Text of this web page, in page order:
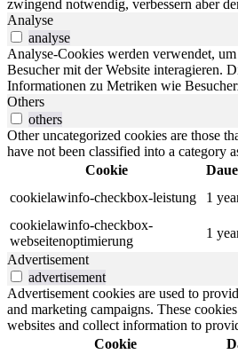
zwingend notwendig, verbessern aber
Analyse
analyse
Analyse-Cookies werden verwendet,
Besucher mit der Website interagieren.
Informationen zu Metriken wie
Others
others
Other uncategorized cookies are those
have not been classified into a category
Cookie
cookielawinfo-checkbox-leistung
1
cookielawinfo-checkbox-
webseitenoptimierung
1
Advertisement
advertisement
Advertisement cookies are used to
and marketing campaigns. These
websites and collect information to
Cookie